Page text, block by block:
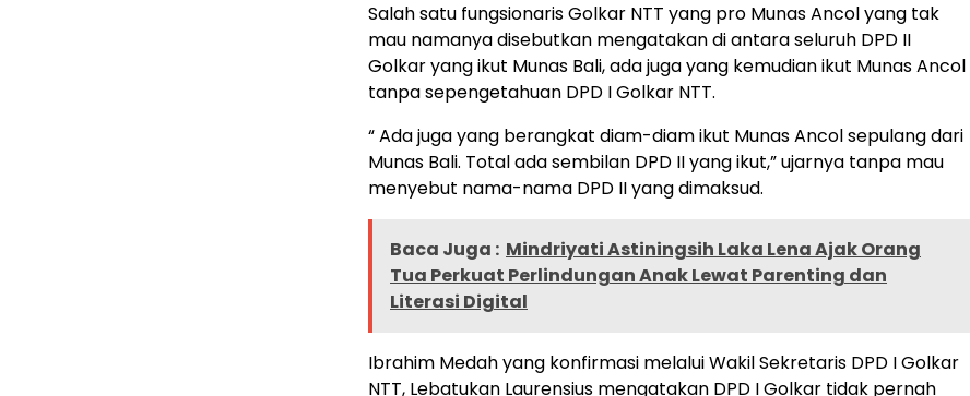
Salah satu fungsionaris Golkar NTT yang pro Munas Ancol yang tak
mau namanya disebutkan mengatakan di antara seluruh DPD II
Golkar yang ikut Munas Bali, ada juga yang kemudian ikut Munas Ancol
tanpa sepengetahuan DPD I Golkar NTT.
“ Ada juga yang berangkat diam-diam ikut Munas Ancol sepulang dari
Munas Bali. Total ada sembilan DPD II yang ikut,” ujarnya tanpa mau
menyebut nama-nama DPD II yang dimaksud.
Baca Juga : Mindriyati Astiningsih Laka Lena Ajak Orang
Tua Perkuat Perlindungan Anak Lewat Parenting dan
Literasi Digital
Ibrahim Medah yang konfirmasi melalui Wakil Sekretaris DPD I Golkar
NTT, Lebatukan Laurensius mengatakan DPD I Golkar tidak pernah